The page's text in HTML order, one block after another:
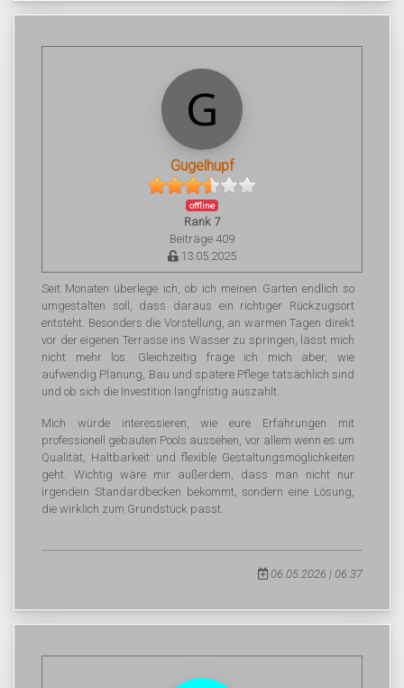
Gugelhupf
offline
Rank 7
Beiträge 409
13.05.2025
Seit Monaten überlege ich, ob ich meinen Garten endlich so
umgestalten soll, dass daraus ein richtiger Rückzugsort
entsteht. Besonders die Vorstellung, an warmen Tagen direkt
vor der eigenen Terrasse ins Wasser zu springen, lässt mich
nicht mehr los. Gleichzeitig frage ich mich aber, wie
aufwendig Planung, Bau und spätere Pflege tatsächlich sind
und ob sich die Investition langfristig auszahlt.
Mich würde interessieren, wie eure Erfahrungen mit
professionell gebauten Pools aussehen, vor allem wenn es um
Qualität, Haltbarkeit und flexible Gestaltungsmöglichkeiten
geht. Wichtig wäre mir außerdem, dass man nicht nur
irgendein Standardbecken bekommt, sondern eine Lösung,
die wirklich zum Grundstück passt.
06.05.2026 | 06:37